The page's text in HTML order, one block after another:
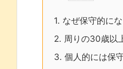
1. なぜ保守的に
2. 周りの30歳以
3. 個人的には保